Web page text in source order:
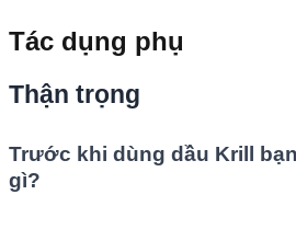
Tác dụng phụ
Thận trọng
Trước khi dùng dầu Krill
gì?